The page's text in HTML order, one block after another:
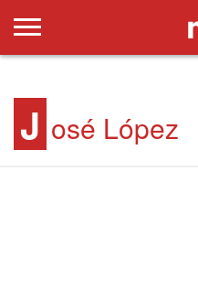
J osé López